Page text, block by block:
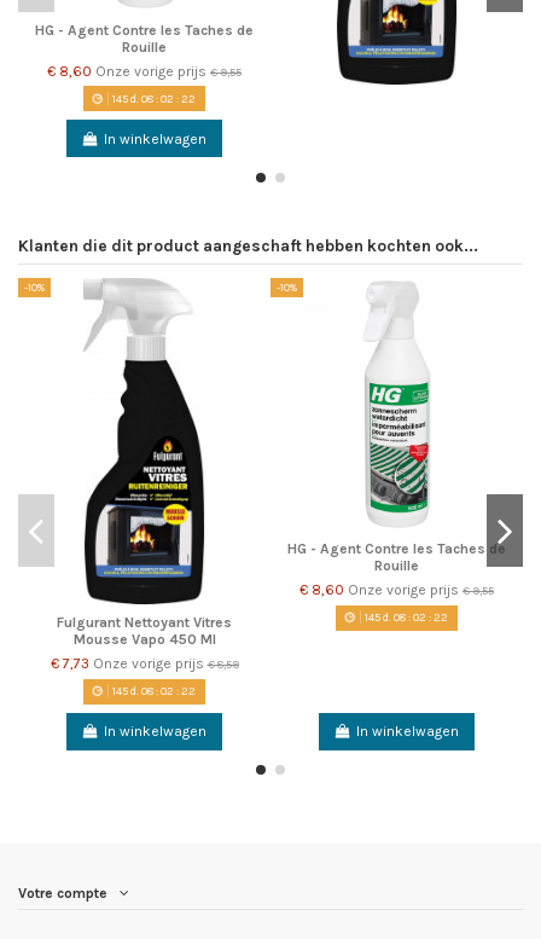
HG - Agent Contre les Taches de
Rouille
€ 8,60 Onze vorige prijs € 9,55
145d. 08:02 :22
In winkelwagen
Klanten die dit product aangeschaft hebben kochten ook...
-10%
Fulgurant Nettoyant Vitres
Mousse Vapo 450 Ml
€ 7,73 Onze vorige prijs€ 8,59
145d. 08:02 :22
In winkelwagen
-10%
HG - Agent Contre les Taches de
Rouille
€ 8,60 Onze vorige prijs € 9,55
145d. 08:02 :22
In winkelwagen
Votre compte